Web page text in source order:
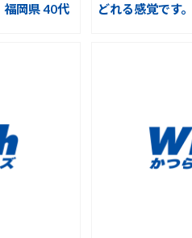
福岡県 40代
どれる感覚です